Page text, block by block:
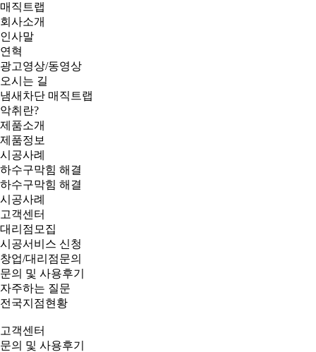
매직트랩
회사소개
인사말
연혁
광고영상/동영상
오시는 길
냄새차단 매직트랩
악취란?
제품소개
제품정보
시공사례
하수구막힘 해결
하수구막힘 해결
시공사례
고객센터
대리점모집
시공서비스 신청
창업/대리점문의
문의 및 사용후기
자주하는 질문
전국지점현황
고객센터
문의 및 사용후기